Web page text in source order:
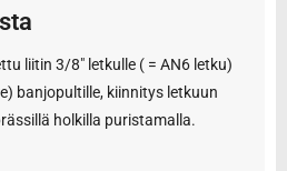
liitin 3/8″ letkulle ( = AN6 letku)
banjopultille, kiinnitys letkuun
holkilla puristamalla.